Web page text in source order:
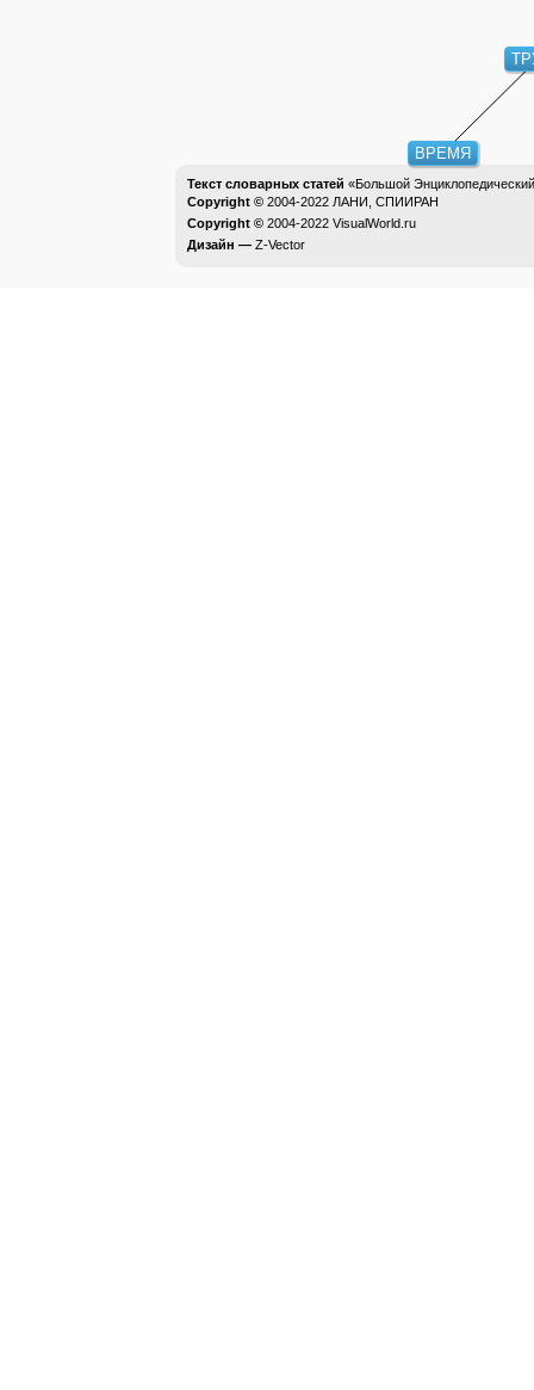
ВРЕМЯ
Текст словарных статей «Большой
Copyright © 2004-2022 ЛАНИ, СПИИРАН
Copyright © 2004-2022 VisualWorld.ru
Дизайн — Z-Vector